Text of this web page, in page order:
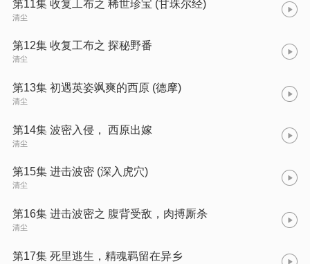
第11集 收复工布之 稀世珍宝 (甘珠尔经)
清尘
第12集 收复工布之 探秘野番
清尘
第13集 初遇英姿飒爽的西原 (德摩)
清尘
第14集 波密入侵， 西原出嫁
清尘
第15集 进击波密 (深入虎穴)
清尘
第16集 进击波密之 腹背受敌，肉搏厮杀
清尘
第17集 死里逃生，精魂羁留在异乡